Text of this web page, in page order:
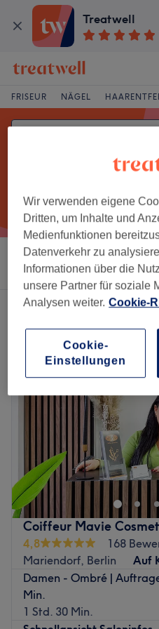
Treatwell
FRISEUR NÄGEL
Sortieren nach Salons
Ein Salon, der anbietet: damen -
Coiffeur Mavie
4,8
168
Mariendorf, Berlin
Auf
Damen - Ombré |
Min.
1 Std. 30 Min.
Wir verwenden eigene
Dritten, um Inhalte und
Medienfunktionen
Datenverkehr zu
Informationen über die
unsere Partner für soziale
Analysen weiter. Cookie-
Cookie-
Einstellungen